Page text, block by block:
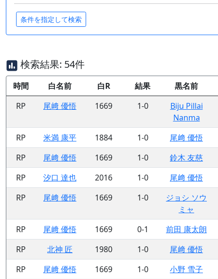
検索結果: 54件
時間 白名前 白R 結果
黒名前
RP
尾﨑 優悟 1669 1-0
Biju Pillai
Nanma
RP
米満 康平 1884 1-0
尾﨑 優悟
RP
尾﨑 優悟 1669 1-0
鈴木 友慈
RP
汐口 達也 2016 1-0
尾﨑 優悟
RP
尾﨑 優悟 1669 1-0
ジョシ ソウ
ミャ
RP
尾﨑 優悟 1669 0-1
前田 康太朗
RP
北神 匠 1980 1-0
尾﨑 優悟
RP
尾﨑 優悟 1669 1-0
小野 雪子